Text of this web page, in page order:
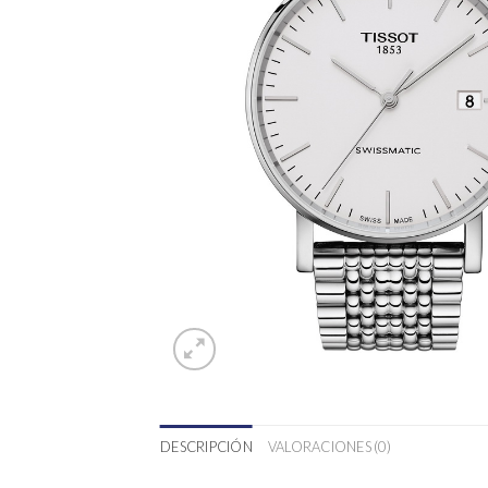
DESCRIPCIÓN VALORACIONES (0)